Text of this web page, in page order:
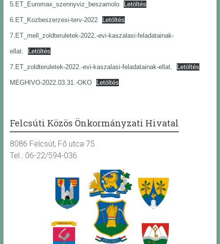
5.ET_Euromax_szennyviz_beszamolo Letöltés
6.ET_Kozbeszerzesi-terv-2022 Letöltés
7.ET_mell_zoldteruletek-2022.-evi-kaszalasi-feladatainak-
ellat. Letöltés
7.ET_zoldteruletek-2022.-evi-kaszalasi-feladatainak-ellat. Letöltés
MEGHIVO-2022.03.31.-OKO Letöltés
Felcsúti Közös Önkormányzati Hivatal
8086 Felcsút, Fő utca 75.
Tel.: 06-22/594-036